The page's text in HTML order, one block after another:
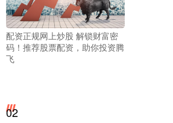
配资正规网上炒股 解锁财富密
码！推荐股票配资，助你投资腾
飞
02